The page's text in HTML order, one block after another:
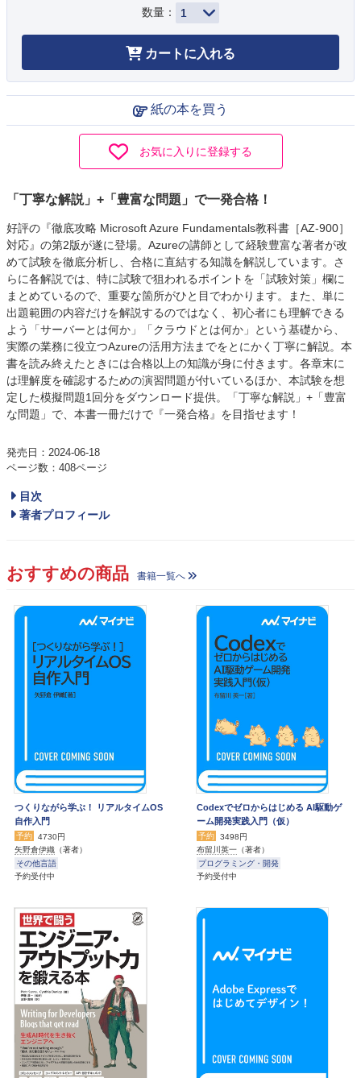
数量：
カートに入れる
紙の本を買う
お気に入りに登録する
「丁寧な解説」+「豊富な問題」で一発合格！
好評の『徹底攻略 Microsoft Azure Fundamentals教科書［AZ-900］
対応』の第2版が遂に登場。Azureの講師として経験豊富な著者が改
めて試験を徹底分析し、合格に直結する知識を解説しています。さ
らに各解説では、特に試験で狙われるポイントを「試験対策」欄に
まとめているので、重要な箇所がひと目でわかります。また、単に
出題範囲の内容だけを解説するのではなく、初心者にも理解できる
よう「サーバーとは何か」「クラウドとは何か」という基礎から、
実際の業務に役立つAzureの活用方法までをとにかく丁寧に解説。本
書を読み終えたときには合格以上の知識が身に付きます。各章末に
は理解度を確認するための演習問題が付いているほか、本試験を想
定した模擬問題1回分をダウンロード提供。「丁寧な解説」+「豊富
な問題」で、本書一冊だけで『一発合格』を目指せます！
発売日：2024-06-18
ページ数：408ページ
目次
著者プロフィール
おすすめの商品 書籍一覧へ
つくりながら学ぶ！ リアルタイムOS
自作入門
予約
4730円
矢野倉伊織 （著者）
その他言語
予約受付中
Codexでゼロからはじめる AI駆動ゲ
ーム開発実践入門（仮）
予約
3498円
布留川英一 （著者）
プログラミング・開発
予約受付中